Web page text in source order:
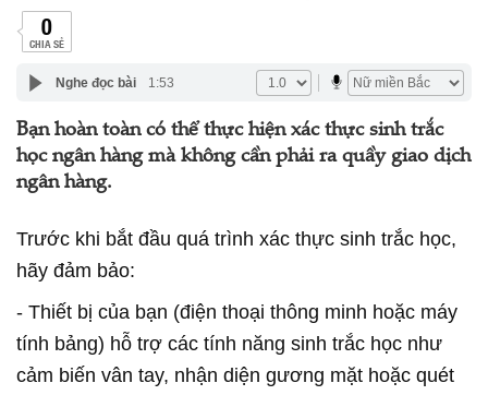
0
CHIA SẺ
Nghe đọc bài 1:53
Bạn hoàn toàn có thể thực hiện xác thực sinh trắc
học ngân hàng mà không cần phải ra quầy giao dịch
ngân hàng.
Trước khi bắt đầu quá trình xác thực sinh trắc học,
hãy đảm bảo:
- Thiết bị của bạn (điện thoại thông minh hoặc máy
tính bảng) hỗ trợ các tính năng sinh trắc học như
cảm biến vân tay, nhận diện gương mặt hoặc quét